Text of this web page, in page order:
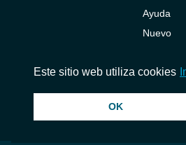
Ayuda
Nuevo
© 2026 InstantAudio. Reservados todos los
Este sitio web utiliza cookies
OK